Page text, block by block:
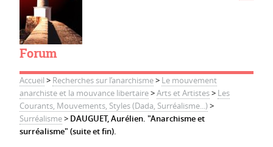
Forum
Accueil > Recherches sur l’anarchisme> Le mouvement
anarchiste et la mouvance libertaire>Arts et Artistes> Les
Courants, Mouvements, Styles (Dada, Surréalisme...)>
Surréalisme> DAUGUET, Aurélien. "Anarchisme et
surréalisme" (suite et fin).